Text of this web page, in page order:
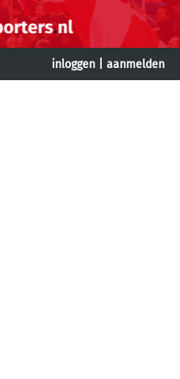
inloggen aanmelden